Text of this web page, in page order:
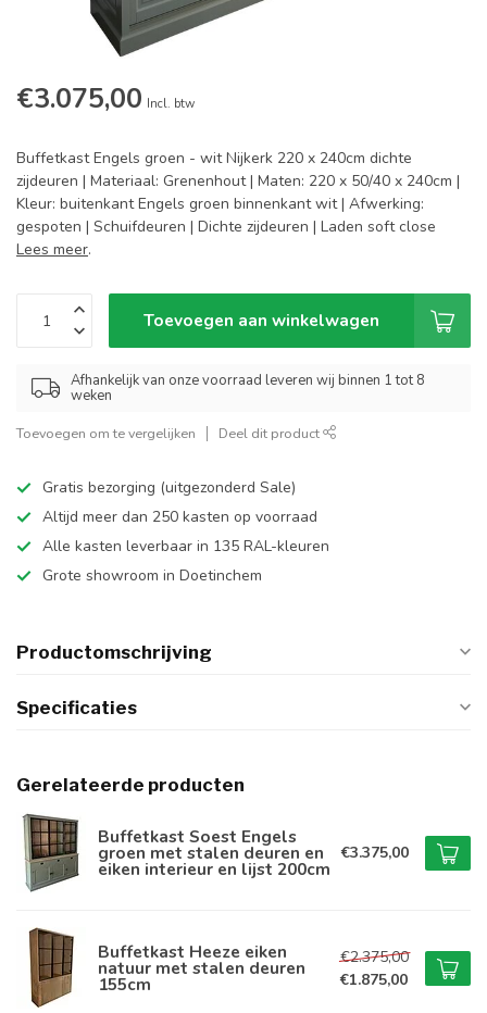
€3.075,00 Incl. btw
Buffetkast Engels groen - wit Nijkerk 220 x 240cm dichte
zijdeuren | Materiaal: Grenenhout | Maten: 220 x 50/40 x 240cm |
Kleur: buitenkant Engels groen binnenkant wit | Afwerking:
gespoten | Schuifdeuren | Dichte zijdeuren | Laden soft close
Lees meer.
Toevoegen aan winkelwagen
Afhankelijk van onze voorraad leveren wij binnen 1 tot 8
weken
Toevoegen om te vergelijken Deel dit product
Gratis bezorging (uitgezonderd Sale)
Altijd meer dan 250 kasten op voorraad
Alle kasten leverbaar in 135 RAL-kleuren
Grote showroom in Doetinchem
Productomschrijving
Specificaties
Gerelateerde producten
Buffetkast Soest Engels
groen met stalen deuren en
eiken interieur en lijst 200cm
€3.375,00
Buffetkast Heeze eiken
natuur met stalen deuren
155cm
€2.375,00
€1.875,00